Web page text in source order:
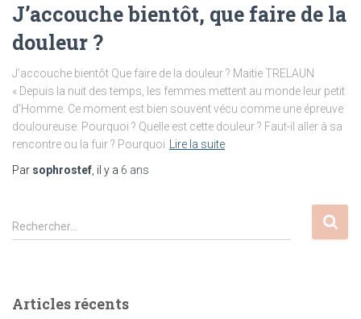
J’accouche bientôt, que faire de la
douleur ?
J’accouche bientôt Que faire de la douleur ? Maïtie TRELAUN
« Depuis la nuit des temps, les femmes mettent au monde leur petit
d’Homme. Ce moment est bien souvent vécu comme une épreuve
douloureuse. Pourquoi ? Quelle est cette douleur ? Faut-il aller à sa
rencontre ou la fuir ? Pourquoi
Lire la suite
Par sophrostef , il y a 6 ans
R
e
r
Rechercher…
Articles récents